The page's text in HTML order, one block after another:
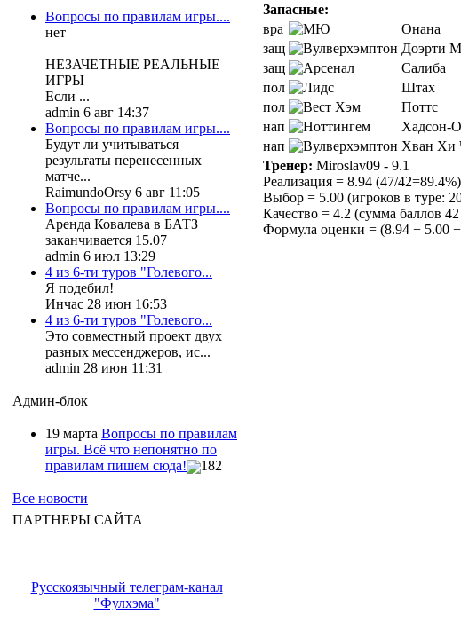
Вопросы по правилам игры....
нет
НЕЗАЧЕТНЫЕ РЕАЛЬНЫЕ
ИГРЫ
Если ...
admin 6 авг 14:37
Вопросы по правилам игры....
Будут ли учитываться
результаты перенесенных
матче...
RaimundoOrsy 6 авг 11:05
Вопросы по правилам игры....
Аренда Ковалева в БАТЗ
заканчивается 15.07
admin 6 июл 13:29
4 из 6-ти туров "Голевого...
Я подебил!
Инчас 28 июн 16:53
4 из 6-ти туров "Голевого...
Это совместный проект двух
разных мессенджеров, ис...
admin 28 июн 11:31
Админ-блок
19 марта Вопросы по правилам
игры. Всё что непонятно по
правилам пишем сюда!
182
Все новости
ПАРТНЕРЫ САЙТА
Русскоязычный телеграм-канал
"Фулхэма"
Запасные:
вра
Онана
защ
Доэрти
защ
Салиба
пол
Штах
пол
Поттс
нап
Хадсон-
нап
Хван Хи
Тренер: Miroslav09 - 9.1
Реализация = 8.94 (47/42=89.4%)
Выбор = 5.00 (игроков в туре:
Качество = 4.2 (сумма баллов
Формула оценки = (8.94 + 5.00